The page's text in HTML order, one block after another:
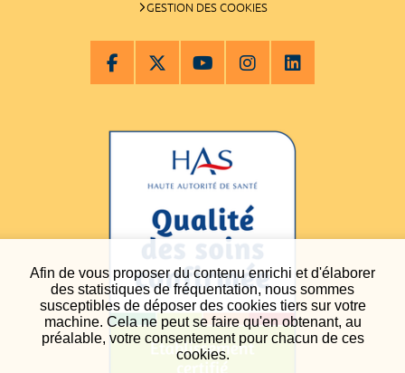
Afin de vous proposer du contenu enrichi et d'élaborer
des statistiques de fréquentation, nous sommes
susceptibles de déposer des cookies tiers sur votre
machine. Cela ne peut se faire qu'en obtenant, au
préalable, votre consentement pour chacun de ces
cookies.
GESTION DES COOKIES